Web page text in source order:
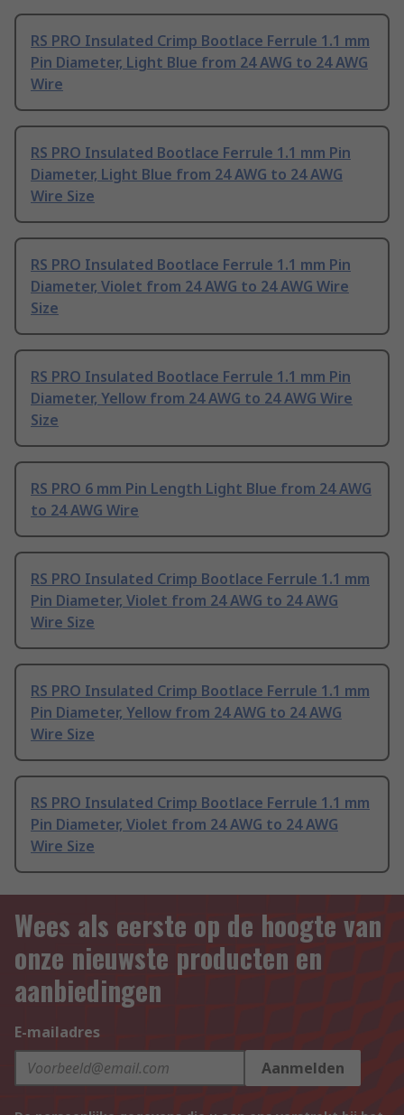
RS PRO Insulated Crimp Bootlace Ferrule 1.1 mm
Pin Diameter, Light Blue from 24 AWG to 24 AWG
Wire
RS PRO Insulated Bootlace Ferrule 1.1 mm Pin
Diameter, Light Blue from 24 AWG to 24 AWG
Wire Size
RS PRO Insulated Bootlace Ferrule 1.1 mm Pin
Diameter, Violet from 24 AWG to 24 AWG Wire
Size
RS PRO Insulated Bootlace Ferrule 1.1 mm Pin
Diameter, Yellow from 24 AWG to 24 AWG Wire
Size
RS PRO 6 mm Pin Length Light Blue from 24 AWG
to 24 AWG Wire
RS PRO Insulated Crimp Bootlace Ferrule 1.1 mm
Pin Diameter, Violet from 24 AWG to 24 AWG
Wire Size
RS PRO Insulated Crimp Bootlace Ferrule 1.1 mm
Pin Diameter, Yellow from 24 AWG to 24 AWG
Wire Size
RS PRO Insulated Crimp Bootlace Ferrule 1.1 mm
Pin Diameter, Violet from 24 AWG to 24 AWG
Wire Size
Wees als eerste op de hoogte van
onze nieuwste producten en
aanbiedingen
E-mailadres
Aanmelden